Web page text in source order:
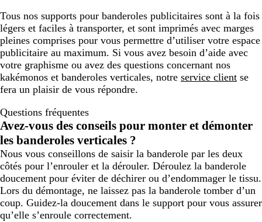
Tous nos supports pour banderoles publicitaires sont à la fois
légers et faciles à transporter, et sont imprimés avec marges
pleines comprises pour vous permettre d’utiliser votre espace
publicitaire au maximum. Si vous avez besoin d’aide avec
votre graphisme ou avez des questions concernant nos
kakémonos et banderoles verticales, notre service client se
fera un plaisir de vous répondre.
Questions fréquentes
Avez-vous des conseils pour monter et démonter
les banderoles verticales ?
Nous vous conseillons de saisir la banderole par les deux
côtés pour l’enrouler et la dérouler. Déroulez la banderole
doucement pour éviter de déchirer ou d’endommager le tissu.
Lors du démontage, ne laissez pas la banderole tomber d’un
coup. Guidez-la doucement dans le support pour vous assurer
qu’elle s’enroule correctement.